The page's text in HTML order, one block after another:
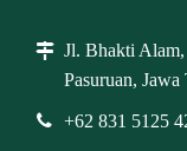
Jl. Bhakti
Pasuruan,
+62 831 5125